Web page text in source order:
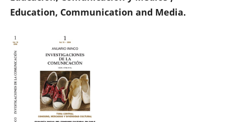
Education, Communication and Media.